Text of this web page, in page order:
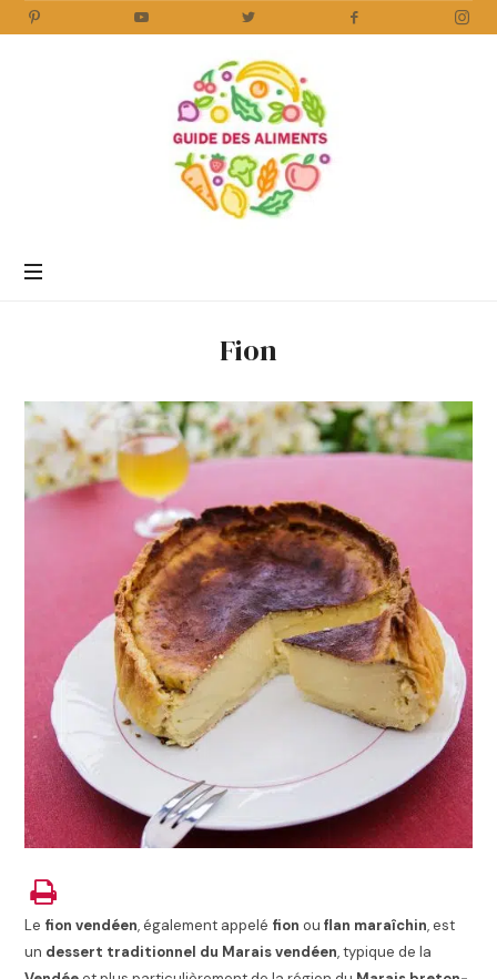
Aliments
Fion
Le fion vendéen, également appelé fion ouflan maraîchin, est
un dessert traditionnel du Marais vendéen, typique de la